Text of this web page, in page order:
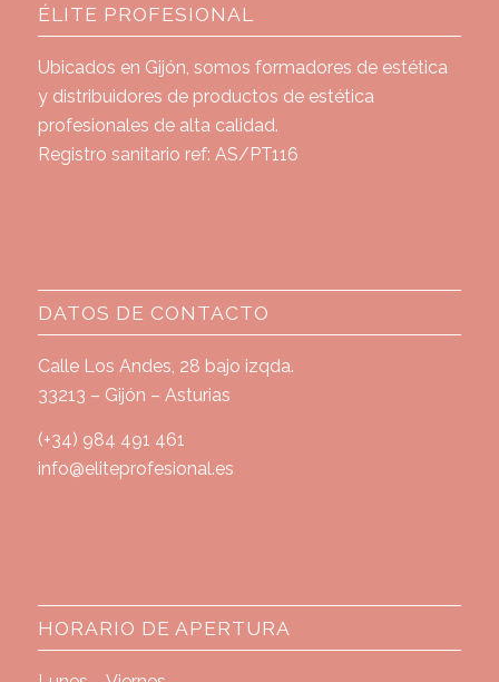
ÉLITE PROFESIONAL
Ubicados en Gijón, somos formadores de estética
y distribuidores de productos de estética
profesionales de alta calidad.
Registro sanitario ref: AS/PT116
DATOS DE CONTACTO
Calle Los Andes, 28 bajo izqda.
33213 – Gijón – Asturias
(+34) 984 491 461
info@eliteprofesional.es
HORARIO DE APERTURA